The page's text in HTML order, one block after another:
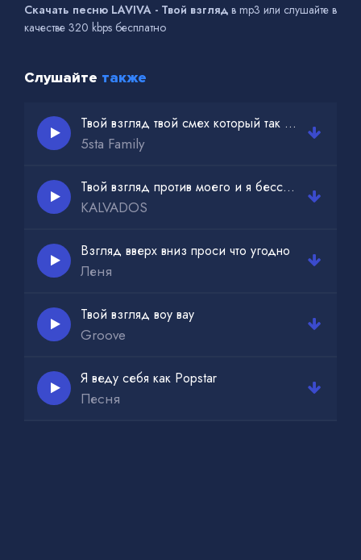
Скачать песню LAVIVA - Твой взгляд в mp3 или слушайте в
качестве 320 kbps бесплатно
Слушайте также
Твой взгляд твой смех который так мне нужен
5sta Family
Твой взгляд против моего и я бессилен
KALVADOS
Взгляд вверх вниз проси что угодно
Леня
Твой взгляд воу вау
Groove
Я веду себя как Popstar
Песня